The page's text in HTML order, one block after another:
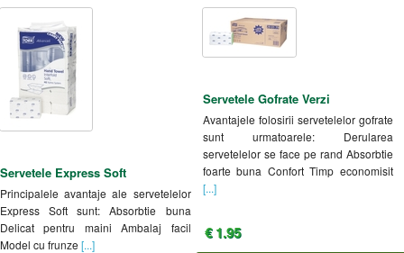
Servetele Express Soft
Principalele avantaje ale servetelelor
Express Soft sunt: Absorbtie buna
Delicat pentru maini Ambalaj facil
Model cu frunze [...]
Servetele Gofrate Verzi
Avantajele folosirii servetelelor gofrate
sunt urmatoarele: Derularea
servetelelor se face pe rand Absorbtie
foarte buna Confort Timp economisit
[...]
€ 1.95